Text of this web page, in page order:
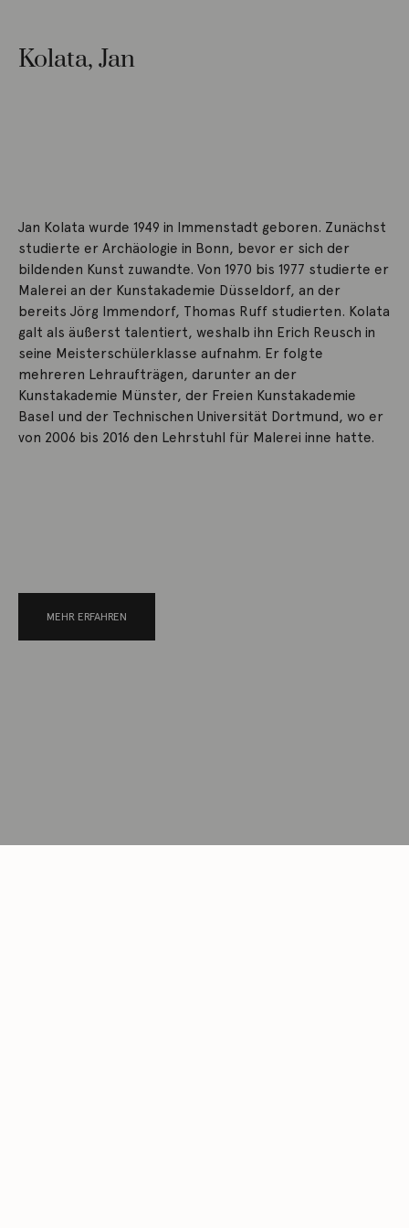
Kolata, Jan
Jan Kolata wurde 1949 in Immenstadt geboren. Zunächst
studierte er Archäologie in Bonn, bevor er sich der
bildenden Kunst zuwandte. Von 1970 bis 1977 studierte er
Malerei an der Kunstakademie Düsseldorf, an der
bereits Jörg Immendorf, Thomas Ruff studierten. Kolata
galt als äußerst talentiert, weshalb ihn Erich Reusch in
seine Meisterschülerklasse aufnahm. Er folgte
mehreren Lehraufträgen, darunter an der
Kunstakademie Münster, der Freien Kunstakademie
Basel und der Technischen Universität Dortmund, wo er
von 2006 bis 2016 den Lehrstuhl für Malerei inne hatte.
MEHR ERFAHREN